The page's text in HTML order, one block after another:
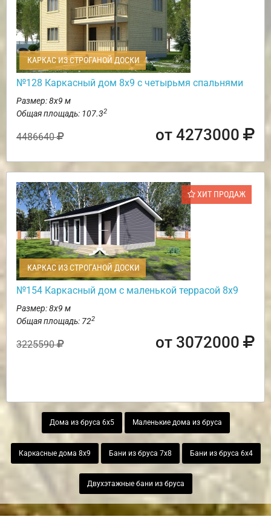
КАРКАС ИЗ СТРОГАНОЙ ДОСКИ
№128 Каркасный дом 8х9 с четырьмя спальнями
Размер: 8х9 м
Общая площадь: 107.32
4486640 от 4273000
ХИТ ПРОДАЖ
КАРКАС ИЗ СТРОГАНОЙ ДОСКИ
№154 Каркасный дом с маленькой террасой 8х9
Размер: 8х9 м
Общая площадь: 722
3225590 от 3072000
Дома из бруса 6х5 Маленькие дома из бруса
Каркасные дома 8х9 Бани из бруса 7х8 Бани из бруса 6х4
Двухэтажные бани из бруса